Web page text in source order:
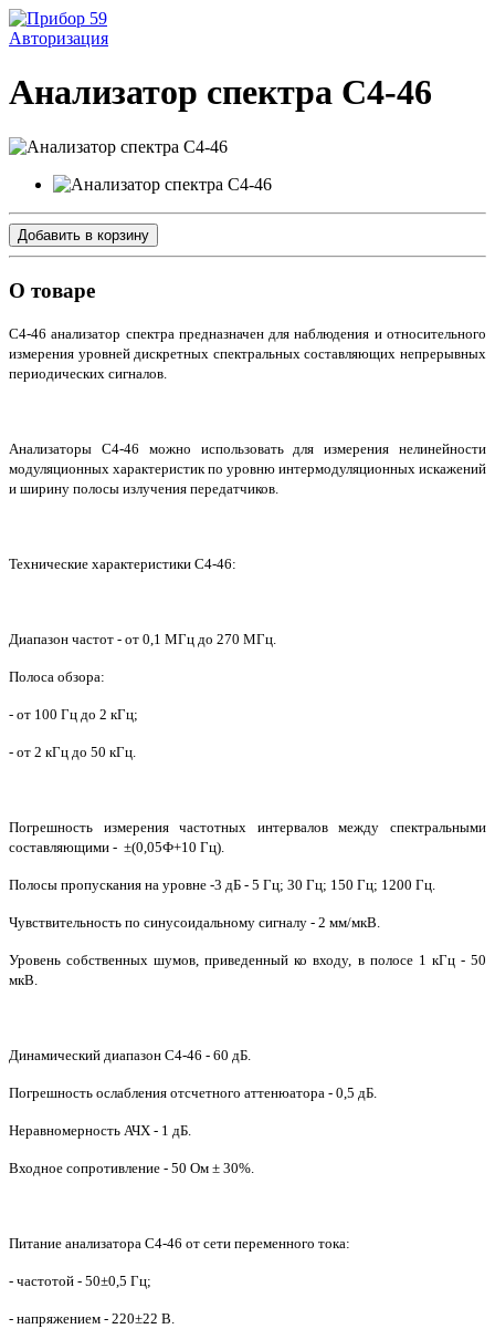
Авторизация
Анализатор спектра С4-46
Добавить в корзину
О товаре
С4-46 анализатор спектра предназначен для наблюдения и относительного
измерения уровней дискретных спектральных составляющих непрерывных
периодических сигналов.
Анализаторы С4-46 можно использовать для измерения нелинейности
модуляционных характеристик по уровню интермодуляционных искажений
и ширину полосы излучения передатчиков.
Технические характеристики С4-46:
Диапазон частот - от 0,1 МГц до 270 МГц.
Полоса обзора:
- от 100 Гц до 2 кГц;
- от 2 кГц до 50 кГц.
Погрешность измерения частотных интервалов между спектральными
составляющими - ±(0,05Ф+10 Гц).
Полосы пропускания на уровне -3 дБ - 5 Гц; 30 Гц; 150 Гц; 1200 Гц.
Чувствительность по синусоидальному сигналу - 2 мм/мкВ.
Уровень собственных шумов, приведенный ко входу, в полосе 1 кГц - 50
мкВ.
Динамический диапазон С4-46 - 60 дБ.
Погрешность ослабления отсчетного аттенюатора - 0,5 дБ.
Неравномерность АЧХ - 1 дБ.
Входное сопротивление - 50 Ом ± 30%.
Питание анализатора С4-46 от сети переменного тока:
- частотой - 50±0,5 Гц;
- напряжением - 220±22 В.